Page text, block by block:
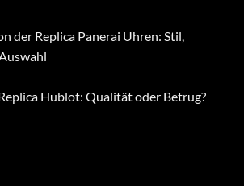
der Replica Panerai Uhren: Stil,
Hublot: Qualität oder Betrug?